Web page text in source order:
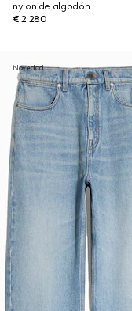
nylon de algodón
€ 2.280
Novedad